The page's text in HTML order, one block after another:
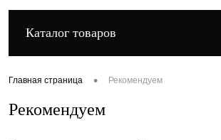
Каталог товаров
Главная страница • Рекомендуем
Рекомендуем